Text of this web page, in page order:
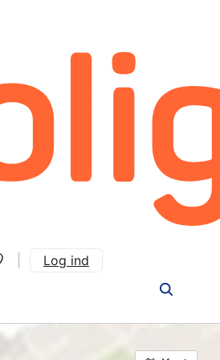
Log ind